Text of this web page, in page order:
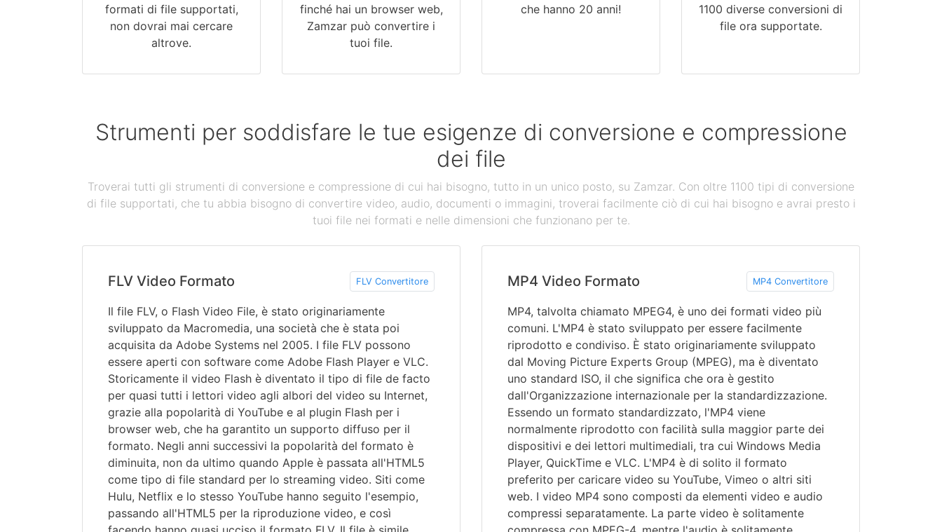
formati di file supportati,
non dovrai mai cercare
altrove.
finché hai un browser web,
Zamzar può convertire i
tuoi file.
che hanno 20 anni!
1100 diverse conversioni di
file ora supportate.
Strumenti per soddisfare le tue esigenze di conversione e compressione
dei file
Troverai tutti gli strumenti di conversione e compressione di cui hai bisogno, tutto in un unico posto, su Zamzar. Con oltre 1100 tipi di conversione
di file supportati, che tu abbia bisogno di convertire video, audio, documenti o immagini, troverai facilmente ciò di cui hai bisogno e avrai presto i
tuoi file nei formati e nelle dimensioni che funzionano per te.
FLV Video Formato FLV Convertitore
Il file FLV, o Flash Video File, è stato originariamente
sviluppato da Macromedia, una società che è stata poi
acquisita da Adobe Systems nel 2005. I file FLV possono
essere aperti con software come Adobe Flash Player e VLC.
Storicamente il video Flash è diventato il tipo di file de facto
per quasi tutti i lettori video agli albori del video su Internet,
grazie alla popolarità di YouTube e al plugin Flash per i
browser web, che ha garantito un supporto diffuso per il
formato. Negli anni successivi la popolarità del formato è
diminuita, non da ultimo quando Apple è passata all'HTML5
come tipo di file standard per lo streaming video. Siti come
Hulu, Netflix e lo stesso YouTube hanno seguito l'esempio,
passando all'HTML5 per la riproduzione video, e così
MP4 Video Formato MP4 Convertitore
MP4, talvolta chiamato MPEG4, è uno dei formati video più
comuni. L'MP4 è stato sviluppato per essere facilmente
riprodotto e condiviso. È stato originariamente sviluppato
dal Moving Picture Experts Group (MPEG), ma è diventato
uno standard ISO, il che significa che ora è gestito
dall'Organizzazione internazionale per la standardizzazione.
Essendo un formato standardizzato, l'MP4 viene
normalmente riprodotto con facilità sulla maggior parte dei
dispositivi e dei lettori multimediali, tra cui Windows Media
Player, QuickTime e VLC. L'MP4 è di solito il formato
preferito per caricare video su YouTube, Vimeo o altri siti
web. I video MP4 sono composti da elementi video e audio
compressi separatamente. La parte video è solitamente